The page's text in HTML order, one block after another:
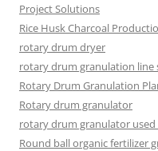
Project Solutions
Rice Husk Charcoal
rotary drum dryer
rotary drum granulation line
Rotary Drum Granulation
Rotary drum granulator
rotary drum granulator
Round ball organic fertilizer